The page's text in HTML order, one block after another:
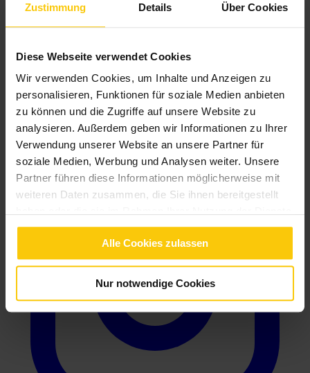
Zustimmung Details Über Cookies
Diese Webseite verwendet Cookies
Wir verwenden Cookies, um Inhalte und Anzeigen zu
personalisieren, Funktionen für soziale Medien anbieten
zu können und die Zugriffe auf unsere Website zu
analysieren. Außerdem geben wir Informationen zu Ihrer
Verwendung unserer Website an unsere Partner für
soziale Medien, Werbung und Analysen weiter. Unsere
Partner führen diese Informationen möglicherweise mit
weiteren Daten zusammen, die Sie ihnen bereitgestellt
gesammelt haben.
Alle Cookies zulassen
Nur notwendige Cookies